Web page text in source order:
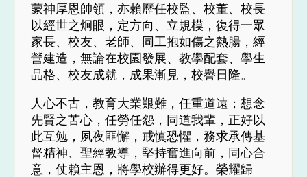
蒙神厚恩帥領，亦賴歷任校監、校董、校長
以經世之炯眼，定方向、立規模，復得一眾
家長、校友、老師、同工抱如傷之熱腸，經
營建造，無論在校園發展、教學配套、學生
品格、校友成就，成果漸見，校譽日隆。
人心不古，教育大業艱難，任重道遠；想念
先賢之苦心，任勞任怨，同道我輩，正好以
此互勉，夙夜匪懈，戒慎恐懼，務求承傳基
督精神、聖經教導，堅持奮進向前，同心合
意，仗賴主恩，將學校辦得更好。榮耀歸